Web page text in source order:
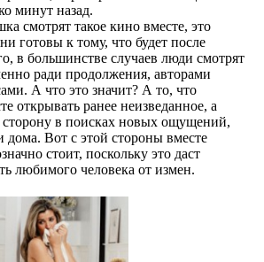
минут назад.
смотрят такое кино вместе, это
готовы к тому, что будет после
в большинстве случаев люди смотрят
ради продолжения, авторами
А что это значит? А то, что
открывать ранее неизведанное, а
сторону в поисках новых ощущений,
дома. Вот с этой стороны вместе
стоит, поскольку это даст
любимого человека от измен.